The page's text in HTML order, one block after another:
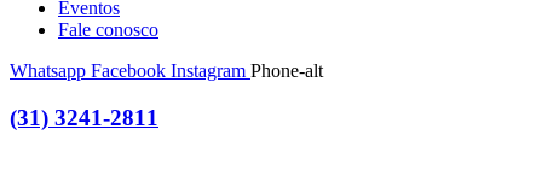
Eventos
Fale conosco
Whatsapp Facebook Instagram Phone-alt
(31) 3241-2811